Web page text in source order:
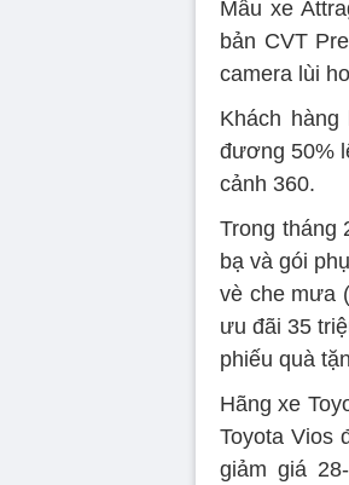
Mẫu xe
bản CVT
camera lùi
Khách
đương 50%
cảnh 360.
Trong tháng
bạ và gói
vè che mưa
ưu đãi 35
phiếu quà
Hãng xe
Toyota Vios
giảm giá